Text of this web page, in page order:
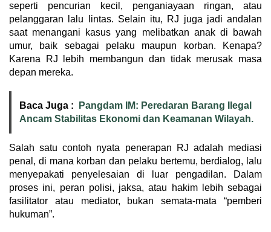
seperti pencurian kecil, penganiayaan ringan, atau
pelanggaran lalu lintas. Selain itu, RJ juga jadi andalan
saat menangani kasus yang melibatkan anak di bawah
umur, baik sebagai pelaku maupun korban. Kenapa?
Karena RJ lebih membangun dan tidak merusak masa
depan mereka.
Baca Juga :
Pangdam IM: Peredaran Barang Ilegal
Ancam Stabilitas Ekonomi dan Keamanan Wilayah.
Salah satu contoh nyata penerapan RJ adalah mediasi
penal, di mana korban dan pelaku bertemu, berdialog, lalu
menyepakati penyelesaian di luar pengadilan. Dalam
proses ini, peran polisi, jaksa, atau hakim lebih sebagai
fasilitator atau mediator, bukan semata-mata “pemberi
hukuman”.